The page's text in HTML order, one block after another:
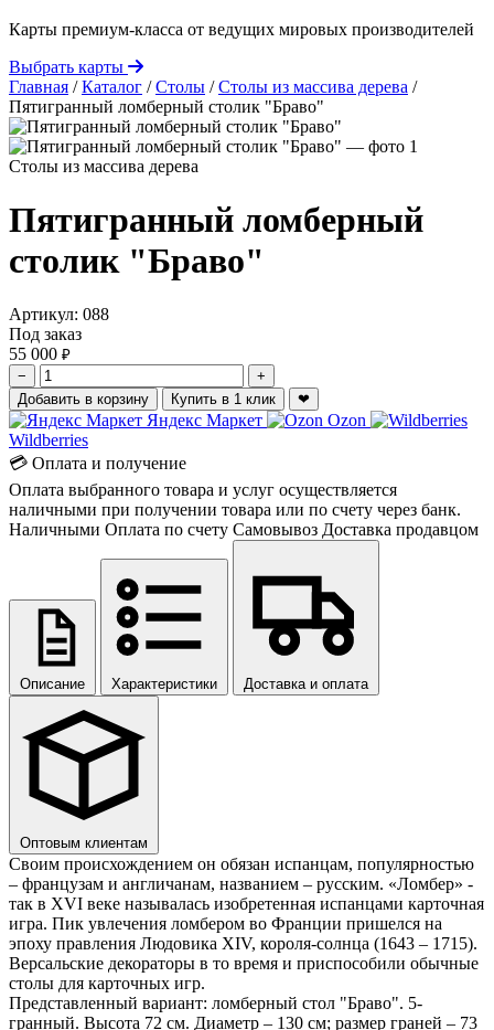
Карты премиум-класса от ведущих мировых производителей
Выбрать карты
Главная / Каталог / Столы / Столы из массива дерева /
Пятигранный ломберный столик "Браво"
Столы из массива дерева
Пятигранный ломберный
столик "Браво"
Артикул: 088
Под заказ
55 000 ₽
−
+
Добавить в корзину
Купить в 1 клик ❤
Яндекс Маркет
Ozon
Wildberries
💳 Оплата и получение
Оплата выбранного товара и услуг осуществляется
наличными при получении товара или по счету через банк.
Наличными Оплата по счету Самовывоз Доставка продавцом
Описание Характеристики Доставка и оплата
Оптовым клиентам
Своим происхождением он обязан испанцам, популярностью
– французам и англичанам, названием – русским. «Ломбер» -
так в XVI веке называлась изобретенная испанцами карточная
игра. Пик увлечения ломбером во Франции пришелся на
эпоху правления Людовика XIV, короля-солнца (1643 – 1715).
Версальские декораторы в то время и приспособили обычные
столы для карточных игр.
Представленный вариант: ломберный стол "Браво". 5-
гранный. Высота 72 см. Диаметр – 130 см; размер граней – 73